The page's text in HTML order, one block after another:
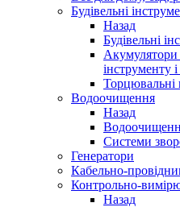
Будівельні
Назад
Будівельні
Акумулятори
інструменту
Торцювальні
Водоочищення
Назад
Системи
Генератори
Кабельно-
Контрольно-
Назад